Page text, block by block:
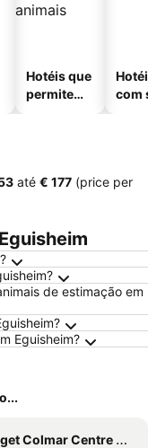
Hotéis que
permitem
com
até ‎€ 177 (price per
de estimação em
Eguisheim?
Colmar Centre Ville